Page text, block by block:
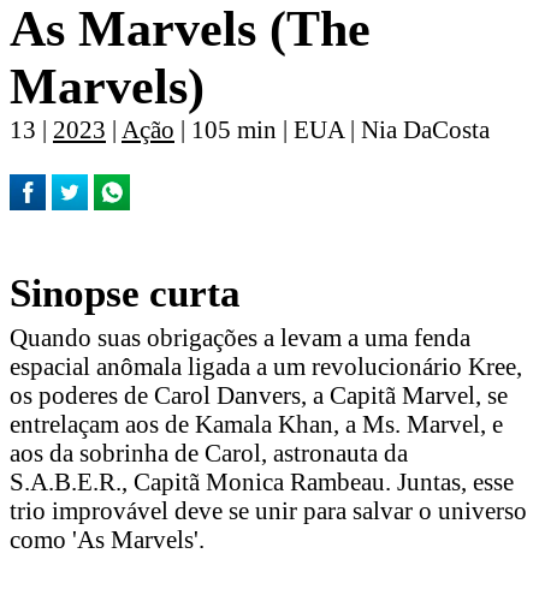
As Marvels (The
Marvels)
13 | 2023 | Ação | 105 min | EUA | Nia DaCosta
Sinopse curta
Quando suas obrigações a levam a uma fenda
espacial anômala ligada a um revolucionário Kree,
os poderes de Carol Danvers, a Capitã Marvel, se
entrelaçam aos de Kamala Khan, a Ms. Marvel, e
aos da sobrinha de Carol, astronauta da
S.A.B.E.R., Capitã Monica Rambeau. Juntas, esse
trio improvável deve se unir para salvar o universo
como 'As Marvels'.